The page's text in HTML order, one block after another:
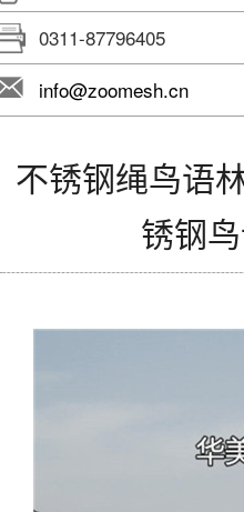
0311-87796405
info@zoomesh.cn
不锈钢绳鸟语
锈钢